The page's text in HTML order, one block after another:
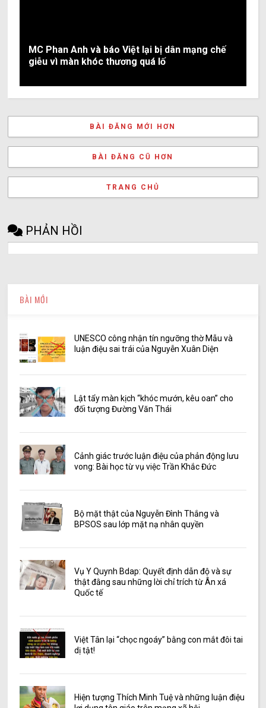
MC Phan Anh và báo Việt lại bị dân mạng chế
giễu vì màn khóc thương quá lố
BÀI ĐĂNG MỚI HƠN
BÀI ĐĂNG CŨ HƠN
TRANG CHỦ
PHẢN HỒI
BÀI MỚI
UNESCO công nhận tín ngưỡng thờ Mẫu và
luận điệu sai trái của Nguyễn Xuân Diện
Lật tẩy màn kịch “khóc mướn, kêu oan” cho
đối tượng Đường Văn Thái
Cảnh giác trước luận điệu của phản động lưu
vong: Bài học từ vụ việc Trần Khắc Đức
Bộ mặt thật của Nguyễn Đình Thắng và
BPSOS sau lớp mặt nạ nhân quyền
Vụ Y Quynh Bdap: Quyết định dẫn độ và sự
thật đằng sau những lời chỉ trích từ Ân xá
Quốc tế
Việt Tân lại “chọc ngoáy” bằng con mắt đôi tai
dị tật!
Hiện tượng Thích Minh Tuệ và những luận điệu